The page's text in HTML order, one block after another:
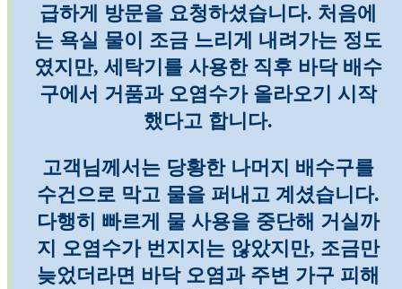
급하게 방문을 요청하셨습니다. 처음에
는 욕실 물이 조금 느리게 내려가는 정도
였지만, 세탁기를 사용한 직후 바닥 배수
구에서 거품과 오염수가 올라오기 시작
했다고 합니다.
고객님께서는 당황한 나머지 배수구를
수건으로 막고 물을 퍼내고 계셨습니다.
다행히 빠르게 물 사용을 중단해 거실까
지 오염수가 번지지는 않았지만, 조금만
늦었더라면 바닥 오염과 주변 가구 피해